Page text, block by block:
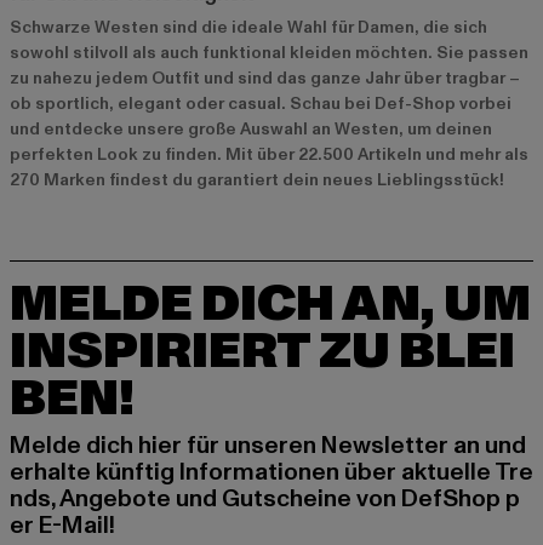
Schwarze Westen sind die ideale Wahl für Damen, die sich
sowohl stilvoll als auch funktional kleiden möchten. Sie passen
zu nahezu jedem Outfit und sind das ganze Jahr über tragbar –
ob sportlich, elegant oder casual. Schau bei Def-Shop vorbei
und entdecke unsere große Auswahl an Westen, um deinen
perfekten Look zu finden. Mit über 22.500 Artikeln und mehr als
270 Marken findest du garantiert dein neues Lieblingsstück!
MELDE DICH AN, UM
INSPIRIERT ZU BLEI
BEN!
Melde dich hier für unseren Newsletter an und
erhalte künftig Informationen über aktuelle Tre
nds, Angebote und Gutscheine von DefShop p
er E-Mail!